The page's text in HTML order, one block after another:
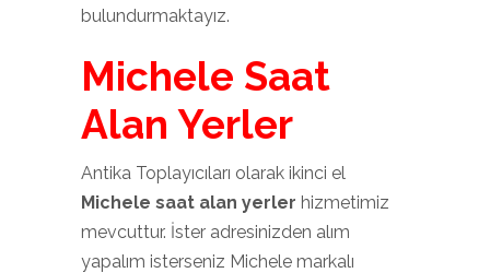
bulundurmaktayız.
Michele Saat
Alan Yerler
Antika Toplayıcıları olarak ikinci el
Michele saat alan yerler hizmetimiz
mevcuttur. İster adresinizden alım
yapalım isterseniz Michele markalı